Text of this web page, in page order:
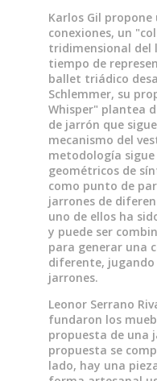
Karlos Gil
conexiones, un
tridimensional del
tiempo de
ballet triádico
Schlemmer, su
Whisper" plantea
de jarrón que
mecanismo del
metodología
geométricos de
como punto de
jarrones de
uno de ellos ha
y puede ser
para generar una
diferente,
jarrones.
Leonor Serrano
fundaron los
propuesta de una
propuesta se
lado, hay una